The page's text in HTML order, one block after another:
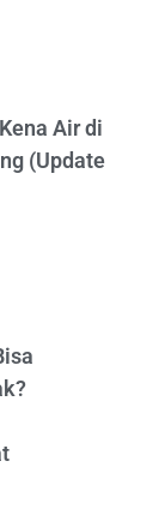
Air di
(Update